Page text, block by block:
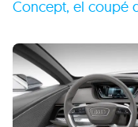
Concept, el coupé